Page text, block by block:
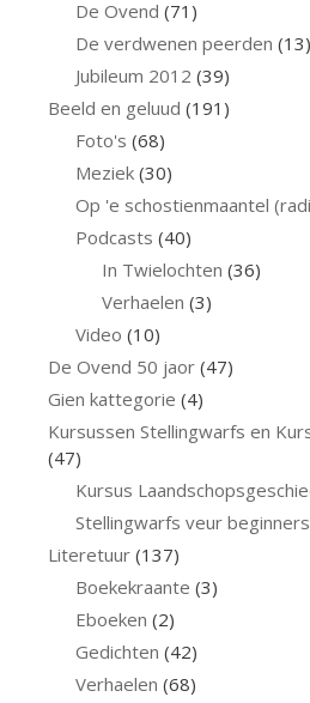
De Ovend (71)
De verdwenen peerden (13)
Jubileum 2012 (39)
Beeld en geluud (191)
Foto's (68)
Meziek(30)
Op 'e schostienmaantel
Podcasts (40)
In Twielochten (36)
Verhaelen (3)
Video (10)
De Ovend 50 jaor (47)
Gien kattegorie (4)
Kursussen Stellingwarfs en
(47)
Kursus
Stellingwarfs veur beginners
Literetuur (137)
Boekekraante (3)
Eboeken (2)
Gedichten (42)
Verhaelen (68)